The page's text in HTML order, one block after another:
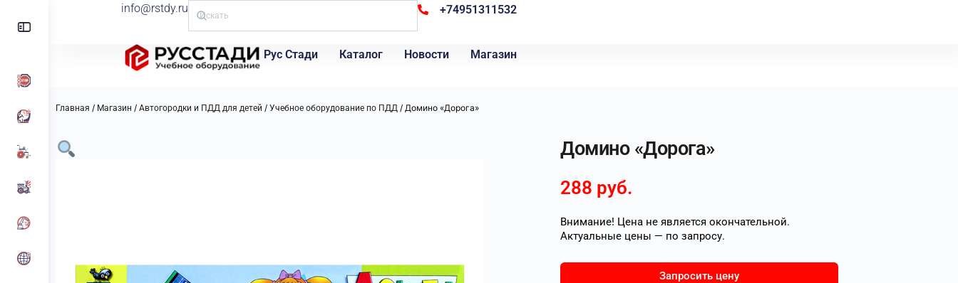
info@rstdy.ru +74951311532
Рус Стади Каталог Новости Магазин
Главная / Магазин / Автогородки и ПДД для детей / Учебное оборудование по ПДД / Домино «Дорога»
Домино «Дорога»
288 руб.
Внимание! Цена не является окончательной.
Актуальные цены — по запросу.
Запросить цену